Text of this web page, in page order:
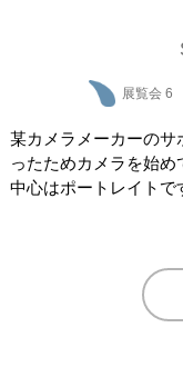
展覧会 6
某カメラメーカーのサ
ったためカメラを始め
中心はポートレイトで
(ローパスフィルター